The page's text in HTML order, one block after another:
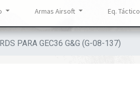
Armas Airsoft Eq. Táctico
PARA GEC36 G&G (G-08-137)